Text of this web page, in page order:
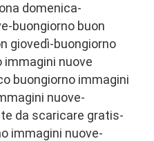
domenica-
buongiorno buon
giovedì-buongiorno
immagini nuove
buongiorno immagini
nuove-
da scaricare gratis-
immagini nuove-